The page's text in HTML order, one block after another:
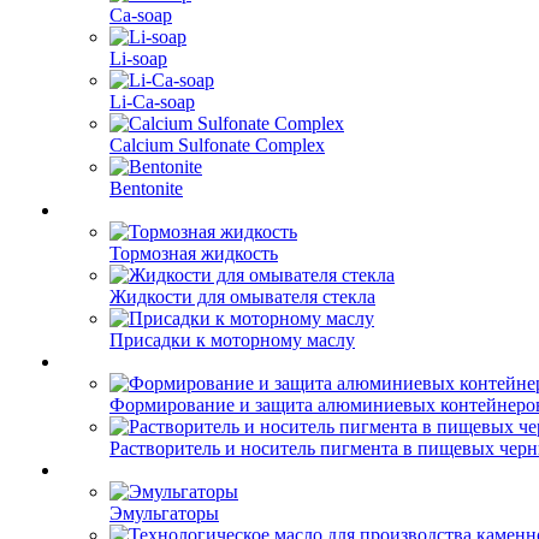
Ca-soap
Li-soap
Li-Ca-soap
Calcium Sulfonate Complex
Bentonite
Тормозная жидкость
Жидкости для омывателя стекла
Присадки к моторному маслу
Формирование и защита алюминиевых
Растворитель и носитель пигмента в пищевых
Эмульгаторы